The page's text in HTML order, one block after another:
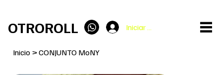
OTROROLL Iniciar sesión
Inicio >CONJUNTO MoNY